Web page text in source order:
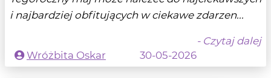
i najbardziej obfitujących w ciekawe zdarzen...
- Czytaj dalej
Wróżbita Oskar
30-05-2026